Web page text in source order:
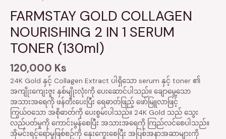
FARMSTAY GOLD COLLAGEN
NOURISHING 2 IN 1 SERUM
TONER (130ml)
120,000 Ks
24K Gold နှင့် Collagen Extract ပါရှိသော serum နှင့် toner ၏
အကျိုးကျေးဇူး နှစ်မျိုးလုံးကို ပေးဆောင်ပါသည်။ ချောမွေ့သော
အသားအရေကို ဖန်တီးပေးပြီး ရေဓာတ်ဖြည့် ဖော်မြူလာဖြင့်
ကြွယ်ဝသော အစိုဓာတ်ကို ပေးစွမ်းပါသည်။ 24K Gold သည် သွေး
လည်ပတ်မှုကို ကောင်းမွန်စေပြီး အသားအရေကို ကြည်လင်စေပါသည်။
အိုမင်းရင့်ရော်မှုဖြစ်စဉ်ကို နှေးကွေးစေပြီး အပြစ်အနာအဆာများကို